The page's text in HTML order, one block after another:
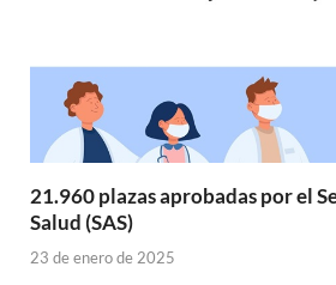
21.960 plazas aprobadas por el
Salud (SAS)
23 de enero de 2025